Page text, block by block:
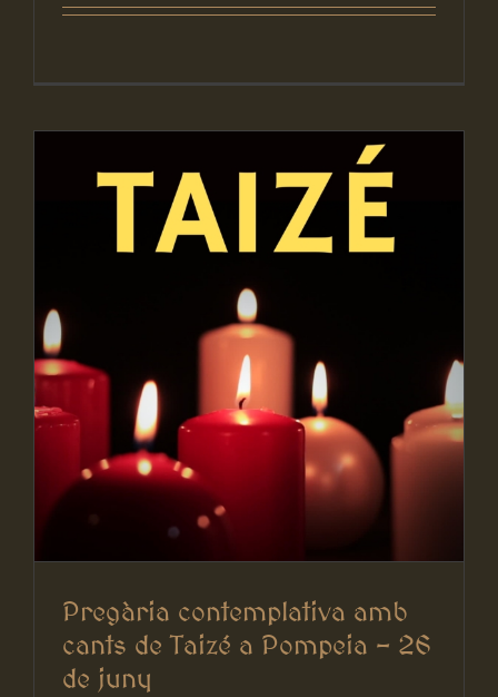
Pregària contemplativa amb
cants de Taizé a Pompeia – 26
de juny